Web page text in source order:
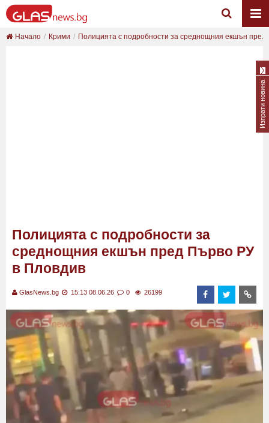
Начало Крими Полицията с подробности за среднощния екшън пре...
Полицията с подробности за
среднощния екшън пред Първо РУ
в Пловдив
GlasNews.bg 15:13 08.06.26 0 26199
Изпрати новина